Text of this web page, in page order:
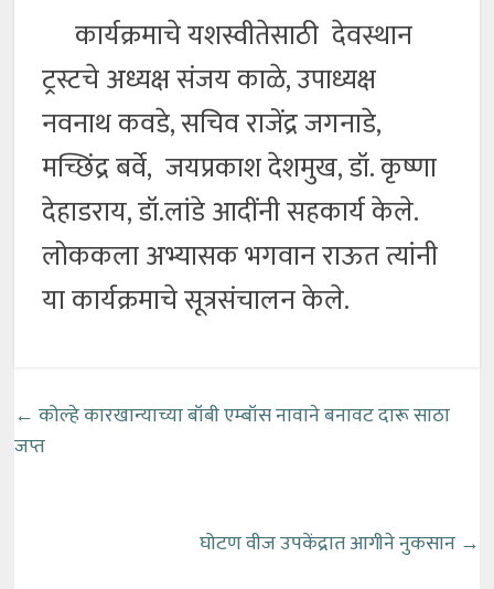
कार्यक्रमाचे यशस्वीतेसाठी देवस्थान
ट्रस्टचे अध्यक्ष संजय काळे, उपाध्यक्ष
नवनाथ कवडे, सचिव राजेंद्र जगनाडे,
मच्छिंद्र बर्वे, जयप्रकाश देशमुख, डॉ. कृष्णा
देहाडराय, डॉ.लांडे आदींनी सहकार्य केले.
लोककला अभ्यासक भगवान राऊत त्यांनी
या कार्यक्रमाचे सूत्रसंचालन केले.
← कोल्हे कारखान्याच्या बॉबी एम्बॉस नावाने बनावट दारू साठा
जप्त
घोटण वीज उपकेंद्रात आगीने नुकसान →